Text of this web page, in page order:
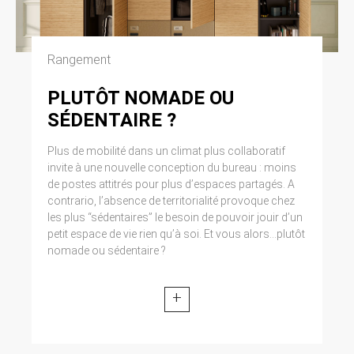
Rangement
PLUTÔT NOMADE OU
SÉDENTAIRE ?
Plus de mobilité dans un climat plus collaboratif
invite à une nouvelle conception du bureau : moins
de postes attitrés pour plus d’espaces partagés. A
contrario, l’absence de territorialité provoque chez
les plus “sédentaires” le besoin de pouvoir jouir d’un
petit espace de vie rien qu’à soi. Et vous alors...plutôt
nomade ou sédentaire ?
+
Cliquez en haut à droite du navigateur sur le
pictogramme de menu (symbolisé par trois
lignes horizontales). Sélectionnez Paramètres.
Cliquez sur Afficher les paramètres avancés.
Dans la section ‘Confidentialité’, cliquez sur
préférences. Dans l’onglet ‘Confidentialité’,
vous pouvez bloquer les cookies.
9. DROIT APPLICABLE ET
ATTRIBUTION DE
JURIDICTION.
Tout litige en relation avec l’utilisation du site
https://clen.fr est soumis au droit français. Il est
fait attribution exclusive de juridiction aux
tribunaux compétents de Paris.
10. LES PRINCIPALES LOIS